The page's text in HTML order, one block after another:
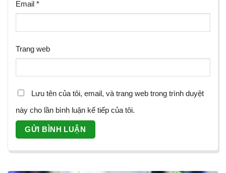
Email *
Trang web
Lưu tên của tôi, email, và trang web trong trình duyệt
này cho lần bình luận kế tiếp của tôi.